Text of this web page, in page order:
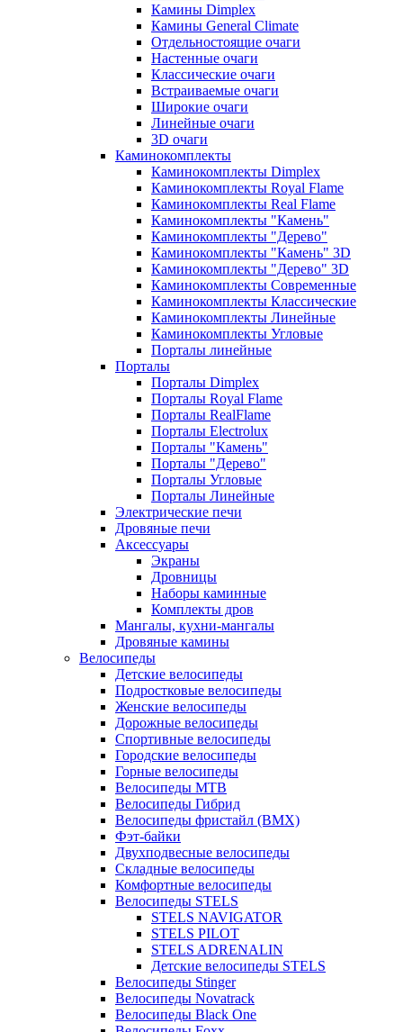
Камины Dimplex
Камины General Climate
Отдельностоящие очаги
Настенные очаги
Классические очаги
Встраиваемые очаги
Широкие очаги
Линейные очаги
3D очаги
Каминокомплекты
Каминокомплекты Dimplex
Каминокомплекты Royal Flame
Каминокомплекты Real Flame
Каминокомплекты "Камень"
Каминокомплекты "Дерево"
Каминокомплекты "Камень" 3D
Каминокомплекты "Дерево" 3D
Каминокомплекты Современные
Каминокомплекты Классические
Каминокомплекты Линейные
Каминокомплекты Угловые
Порталы линейные
Порталы
Порталы Dimplex
Порталы Royal Flame
Порталы RealFlame
Порталы Electrolux
Порталы "Камень"
Порталы "Дерево"
Порталы Угловые
Порталы Линейные
Электрические печи
Дровяные печи
Аксессуары
Экраны
Дровницы
Наборы каминные
Комплекты дров
Мангалы, кухни-мангалы
Дровяные камины
Велосипеды
Детские велосипеды
Подростковые велосипеды
Женские велосипеды
Дорожные велосипеды
Спортивные велосипеды
Городские велосипеды
Горные велосипеды
Велосипеды MTB
Велосипеды Гибрид
Велосипеды фристайл (BMX)
Фэт-байки
Двухподвесные велосипеды
Складные велосипеды
Комфортные велосипеды
Велосипеды STELS
STELS NAVIGATOR
STELS PILOT
STELS ADRENALIN
Детские велосипеды STELS
Велосипеды Stinger
Велосипеды Novatrack
Велосипеды Black One